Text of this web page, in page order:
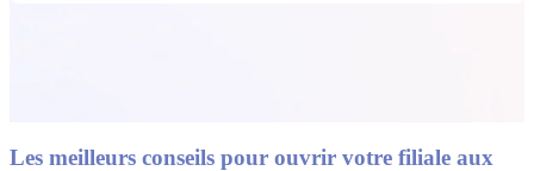
Les meilleurs conseils pour ouvrir votre filiale aux